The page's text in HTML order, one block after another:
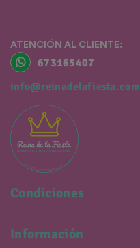
ATENCIÓN AL CLIENTE:
673165407
info@reinadelafiesta.com
Condiciones
Información